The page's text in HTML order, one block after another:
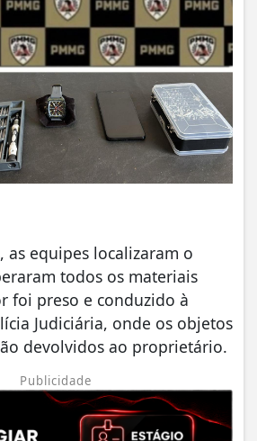
as equipes localizaram o
todos os materiais
foi preso e conduzido à
Judiciária, onde os objetos
devolvidos ao proprietário.
Publicidade